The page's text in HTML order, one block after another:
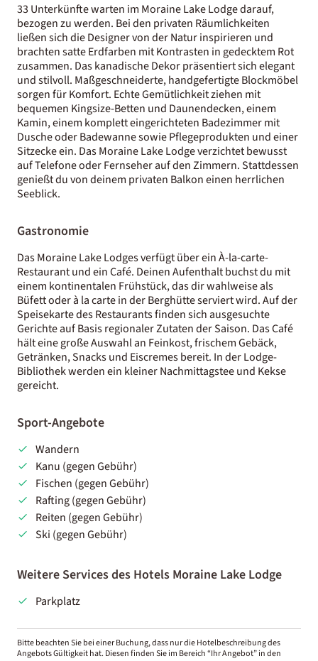
33 Unterkünfte warten im Moraine Lake Lodge darauf,
bezogen zu werden. Bei den privaten Räumlichkeiten
ließen sich die Designer von der Natur inspirieren und
brachten satte Erdfarben mit Kontrasten in gedecktem Rot
zusammen. Das kanadische Dekor präsentiert sich elegant
und stilvoll. Maßgeschneiderte, handgefertigte Blockmöbel
sorgen für Komfort. Echte Gemütlichkeit ziehen mit
bequemen Kingsize-Betten und Daunendecken, einem
Kamin, einem komplett eingerichteten Badezimmer mit
Dusche oder Badewanne sowie Pflegeprodukten und einer
Sitzecke ein. Das Moraine Lake Lodge verzichtet bewusst
auf Telefone oder Fernseher auf den Zimmern. Stattdessen
genießt du von deinem privaten Balkon einen herrlichen
Seeblick.
Gastronomie
Das Moraine Lake Lodges verfügt über ein À-la-carte-
Restaurant und ein Café. Deinen Aufenthalt buchst du mit
einem kontinentalen Frühstück, das dir wahlweise als
Büfett oder à la carte in der Berghütte serviert wird. Auf der
Speisekarte des Restaurants finden sich ausgesuchte
Gerichte auf Basis regionaler Zutaten der Saison. Das Café
hält eine große Auswahl an Feinkost, frischem Gebäck,
Getränken, Snacks und Eiscremes bereit. In der Lodge-
Bibliothek werden ein kleiner Nachmittagstee und Kekse
gereicht.
Sport-Angebote
Wandern
Kanu (gegen Gebühr)
Fischen (gegen Gebühr)
Rafting (gegen Gebühr)
Reiten (gegen Gebühr)
Ski (gegen Gebühr)
Weitere Services des Hotels Moraine Lake Lodge
Parkplatz
Bitte beachten Sie bei einer Buchung, dass nur die Hotelbeschreibung des
Angebots Gültigkeit hat. Diesen finden Sie im Bereich “Ihr Angebot” in den